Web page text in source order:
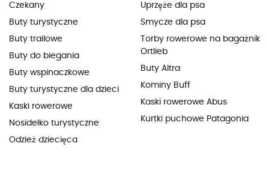
Czekany
Buty turystyczne
Buty trailowe
Buty do biegania
Buty wspinaczkowe
Buty turystyczne dla dzieci
Kaski rowerowe
Nosidełko turystyczne
Odzież dziecięca
Uprzęże dla psa
Smycze dla psa
Torby rowerowe na bagażnik
Ortlieb
Buty Altra
Kominy Buff
Kaski rowerowe Abus
Kurtki puchowe Patagonia